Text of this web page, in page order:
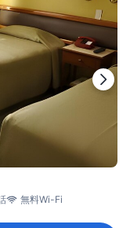
無料Wi-Fi